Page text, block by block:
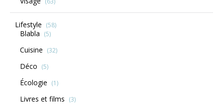
Lifestyle (58)
Blabla (5)
Cuisine (32)
Déco (5)
Écologie (1)
Livres et films (3)